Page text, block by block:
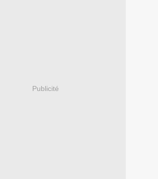
Publicité